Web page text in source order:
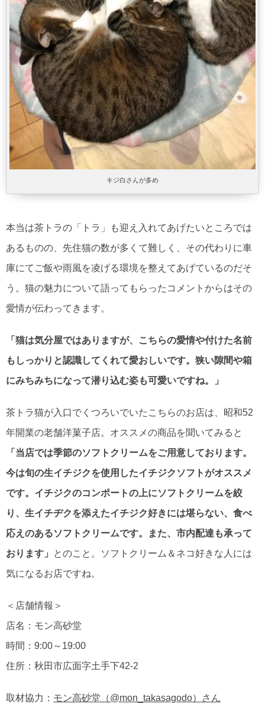
キジ白さんが多め
本当は茶トラの「トラ」も迎え入れてあげたいところでは
あるものの、先住猫の数が多くて難しく、その代わりに車
庫にてご飯や雨風を凌げる環境を整えてあげているのだそ
う。猫の魅力について語ってもらったコメントからはその
愛情が伝わってきます。
「猫は気分屋ではありますが、こちらの愛情や付けた名前
もしっかりと認識してくれて愛おしいです。狭い隙間や箱
にみちみちになって潜り込む姿も可愛いですね。」
茶トラ猫が入口でくつろいでいたこちらのお店は、昭和52
年開業の老舗洋菓子店。オススメの商品を聞いてみると
「当店では季節のソフトクリームをご用意しております。
今は旬の生イチジクを使用したイチジクソフトがオススメ
です。イチジクのコンポートの上にソフトクリームを絞
り、生イチヂクを添えたイチジク好きには堪らない、食べ
応えのあるソフトクリームです。また、市内配達も承って
おります」
とのこと。ソフトクリーム＆ネコ好きな人には
気になるお店ですね。
＜店舗情報＞
店名：モン高砂堂
時間：9:00～19:00
住所：秋田市広面字土手下42-2
取材協力： モン高砂堂（@mon_takasagodo）さん